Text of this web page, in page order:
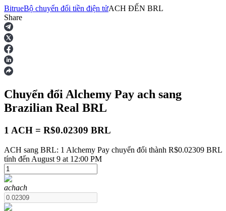
Hợp đồng tương lai
USDT Futures
BitrueBộ chuyển đổi tiền điện tửACH ĐẾN BRL
Share
Chuyển đổi Alchemy Pay ach sang
Brazilian Real BRL
1 ACH = R$0.02309 BRL
ACH sang BRL: 1 Alchemy Pay chuyển đổi thành R$0.02309 BRL
tính đến August 9 at 12:00 PM
achach